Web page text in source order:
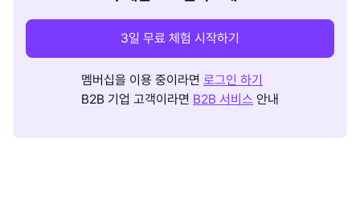
3일 무료 체험 시작하기
멤버십을 이용 중이라면 로그인 하기
B2B 기업 고객이라면 B2B 서비스 안내